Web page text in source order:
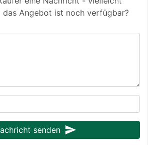
das Angebot ist noch verfügbar?
senden send